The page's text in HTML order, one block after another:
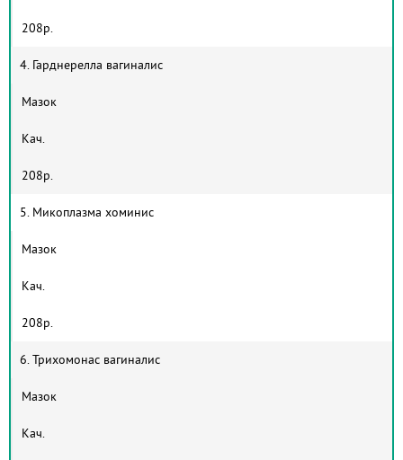
208р.
4. Гарднерелла вагиналис
Мазок
Кач.
208р.
5. Микоплазма хоминис
Мазок
Кач.
208р.
6. Трихомонас вагиналис
Мазок
Кач.